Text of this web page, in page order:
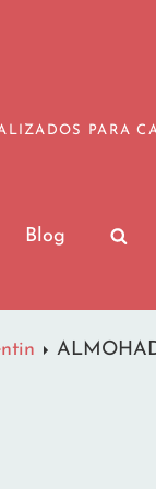
Las Locuras
PARA
Blog